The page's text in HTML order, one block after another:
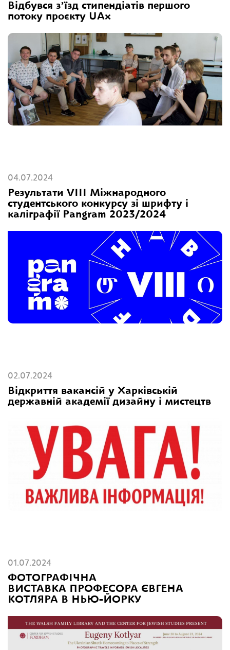
Відбувся зʼїзд стипендіатів першого
потоку проєкту UAx
04.07.2024
Результати VІІІ Міжнародного
студентського конкурсу зі шрифту і
каліграфії Pangram 2023/2024
02.07.2024
Відкриття вакансій у Харківській
державній академії дизайну і мистецтв
01.07.2024
ФОТОГРАФІЧНА
ВИСТАВКА ПРОФЕСОРА ЄВГЕНА
КОТЛЯРА В НЬЮ-ЙОРКУ